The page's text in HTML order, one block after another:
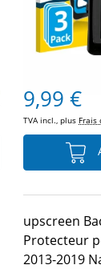
9,99 €
TVA incl., plus Frais
upscreen
Protecteur
2013-2019